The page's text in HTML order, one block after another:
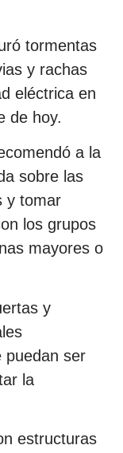
tormentas
y rachas
eléctrica en
de hoy.
a la
sobre las
y tomar
los grupos
mayores o
y
puedan ser
la
estructuras